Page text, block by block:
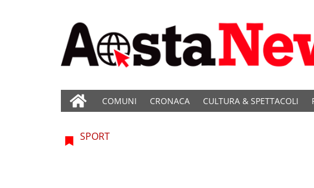
COMUNI CRONACA CULTURA & SPETTACOLI
SPORT